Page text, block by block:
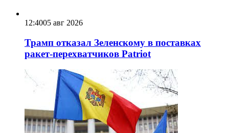
12:4005 авг 2026
Трамп отказал Зеленскому в поставках
ракет-перехватчиков Patriot